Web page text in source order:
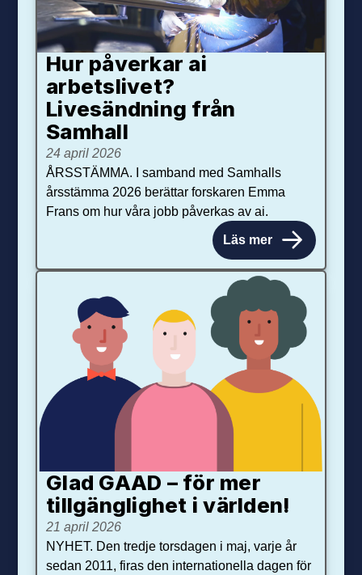
Hur påverkar ai
arbetslivet?
Livesändning från
Samhall
24 april 2026
ÅRSSTÄMMA. I samband med Samhalls
årsstämma 2026 berättar forskaren Emma
Frans om hur våra jobb påverkas av ai.
Läs mer
Glad GAAD – för mer
tillgänglighet i världen!
21 april 2026
NYHET. Den tredje torsdagen i maj, varje år
sedan 2011, firas den internationella dagen för